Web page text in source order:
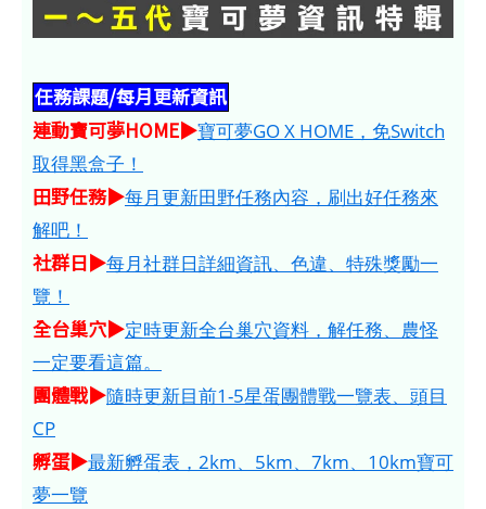
任務課題/每月更新資訊
連動寶可夢HOME​​​▶寶可夢GO X HOME，免Switch
取得黑盒子！
田野任務▶每月更新田野任務內容，刷出好任務來
解吧！
社群日▶每月社群日詳細資訊、色違、特殊獎勵一
覽！
全台巢穴▶定時更新全台巢穴資料，解任務、農怪
一定要看這篇。
團體戰▶隨時更新目前1-5星蛋團體戰一覽表、頭目
CP
孵蛋▶最新孵蛋表，2km、5km、7km、10km寶可
夢一覽